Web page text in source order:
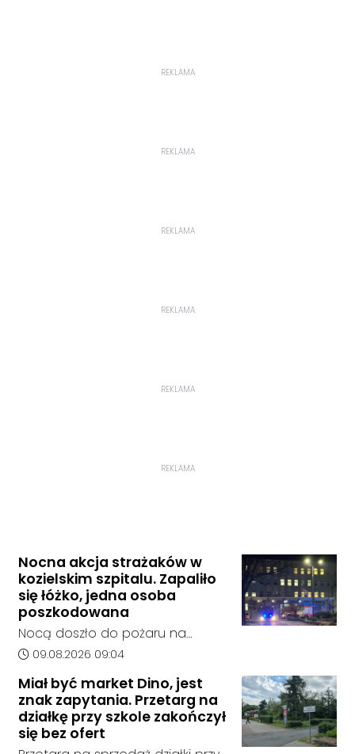
REKLAMA
REKLAMA
REKLAMA
REKLAMA
REKLAMA
REKLAMA
Nocna akcja strażaków w
kozielskim szpitalu. Zapaliło
się łóżko, jedna osoba
poszkodowana
Nocą doszło do pożaru na
jednym z oddziałów szpitala w
łóżko, a ogień szybko został
opanowany przez strażaków.
Jedna osoba została
poszkodowana i otrzymała
Data dodania artykułu:
09.08.2026 09:04
Miał być market Dino, jest
znak zapytania. Przetarg na
działkę przy szkole zakończył
się bez ofert